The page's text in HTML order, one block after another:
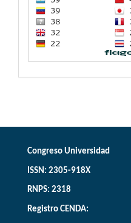
Congreso Universidad
ISSN: 2305-918X
RNPS: 2318
Registro CENDA: